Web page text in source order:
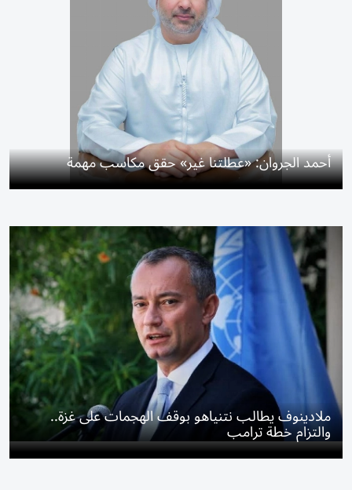
أحمد الجروان: «عطلتنا غير» حقق مكاسب مهمة
ملادينوف يطالب نتنياهو بوقف الهجمات على غزة..
والتزام خطة ترامب